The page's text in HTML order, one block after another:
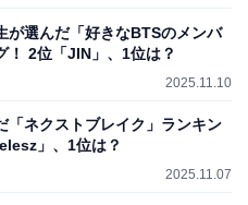
が選んだ「好きなBTSのメンバ
！ 2位「JIN」、1位は？
2025.11.10
「ネクストブレイク」ランキン
」、1位は？
2025.11.07